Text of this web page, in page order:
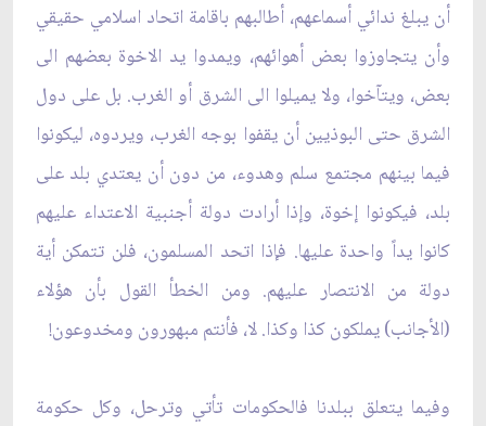
أن يبلغ ندائي أسماعهم، أطالبهم باقامة اتحاد اسلامي حقيقي
وأن يتجاوزوا بعض أهوائهم، ويمدوا يد الاخوة بعضهم الى
بعض، ويتآخوا، ولا يميلوا الى الشرق أو الغرب. بل على دول
الشرق حتى البوذيين أن‏ يقفوا بوجه الغرب، ويردوه، ليكونوا
فيما بينهم مجتمع سلم وهدوء، من دون أن يعتدي بلد على
بلد، فيكونوا إخوة، وإذا أرادت دولة أجنبية الاعتداء عليهم
كانوا يداً واحدة عليها. فإذا اتحد المسلمون، فلن تتمكن أية
دولة من الانتصار عليهم. ومن الخطأ القول بأن هؤلاء
(الأجانب) يملكون كذا وكذا. لا، فأنتم مبهورون ومخدوعون!
وفيما يتعلق ببلدنا فالحكومات تأتي وترحل، وكل حكومة